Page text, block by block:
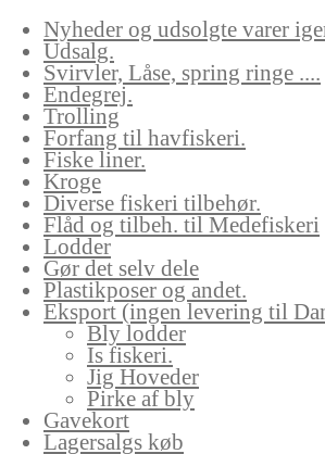
Nyheder og udsolgte varer
Udsalg.
Svirvler, Låse, spring ringe ....
Endegrej.
Trolling
Forfang til havfiskeri.
Fiske liner.
Kroge
Diverse fiskeri tilbehør.
Flåd og tilbeh. til Medefiskeri
Lodder
Gør det selv dele
Plastikposer og andet.
Eksport (ingen levering til
Bly lodder
Is fiskeri.
Jig Hoveder
Pirke af bly
Gavekort
Lagersalgs køb